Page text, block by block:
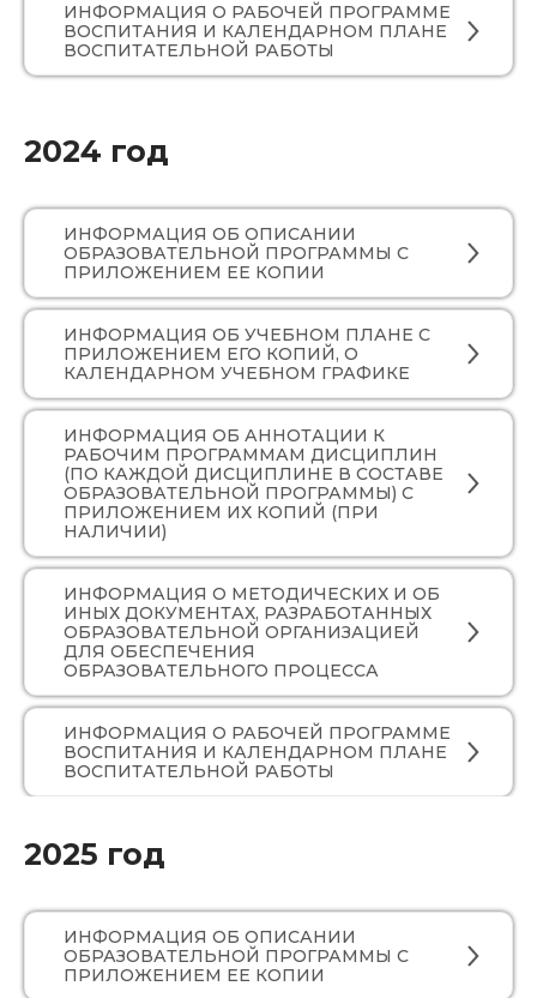
ИНФОРМАЦИЯ О РАБОЧЕЙ ПРОГРАММЕ
ВОСПИТАНИЯ И КАЛЕНДАРНОМ ПЛАНЕ
ВОСПИТАТЕЛЬНОЙ РАБОТЫ
2024 год
ИНФОРМАЦИЯ ОБ ОПИСАНИИ
ОБРАЗОВАТЕЛЬНОЙ ПРОГРАММЫ С
ПРИЛОЖЕНИЕМ ЕЕ КОПИИ
ИНФОРМАЦИЯ ОБ УЧЕБНОМ ПЛАНЕ С
ПРИЛОЖЕНИЕМ ЕГО КОПИЙ, О
КАЛЕНДАРНОМ УЧЕБНОМ ГРАФИКЕ
ИНФОРМАЦИЯ ОБ АННОТАЦИИ К
РАБОЧИМ ПРОГРАММАМ ДИСЦИПЛИН
(ПО КАЖДОЙ ДИСЦИПЛИНЕ В СОСТАВЕ
ОБРАЗОВАТЕЛЬНОЙ ПРОГРАММЫ) С
ПРИЛОЖЕНИЕМ ИХ КОПИЙ (ПРИ
НАЛИЧИИ)
ИНФОРМАЦИЯ О МЕТОДИЧЕСКИХ И ОБ
ИНЫХ ДОКУМЕНТАХ, РАЗРАБОТАННЫХ
ОБРАЗОВАТЕЛЬНОЙ ОРГАНИЗАЦИЕЙ
ДЛЯ ОБЕСПЕЧЕНИЯ
ОБРАЗОВАТЕЛЬНОГО ПРОЦЕССА
ИНФОРМАЦИЯ О РАБОЧЕЙ ПРОГРАММЕ
ВОСПИТАНИЯ И КАЛЕНДАРНОМ ПЛАНЕ
ВОСПИТАТЕЛЬНОЙ РАБОТЫ
2025 год
ИНФОРМАЦИЯ ОБ ОПИСАНИИ
ОБРАЗОВАТЕЛЬНОЙ ПРОГРАММЫ С
ПРИЛОЖЕНИЕМ ЕЕ КОПИИ